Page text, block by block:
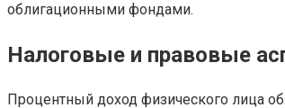
облигационными фондами.
Налоговые и правовые
Процентный доход физического лица